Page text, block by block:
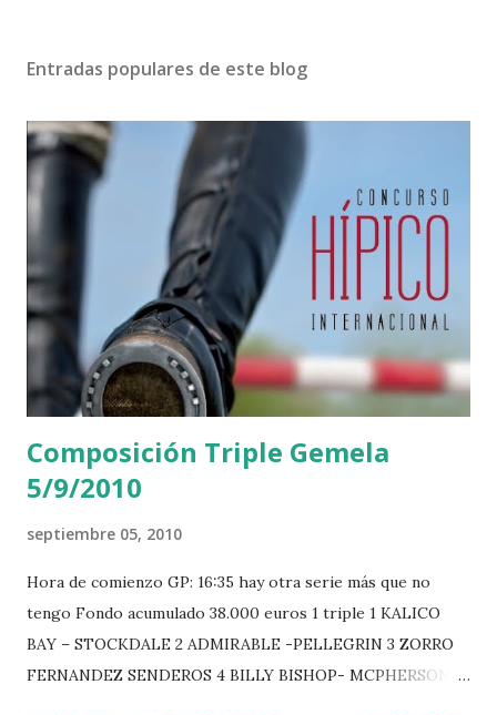
Entradas populares de este blog
Composición Triple Gemela
5/9/2010
septiembre 05, 2010
Hora de comienzo GP: 16:35 hay otra serie más que no
tengo Fondo acumulado 38.000 euros 1 triple 1 KALICO
BAY – STOCKDALE 2 ADMIRABLE -PELLEGRIN 3 ZORRO
FERNANDEZ SENDEROS 4 BILLY BISHOP- MCPHERSON 5